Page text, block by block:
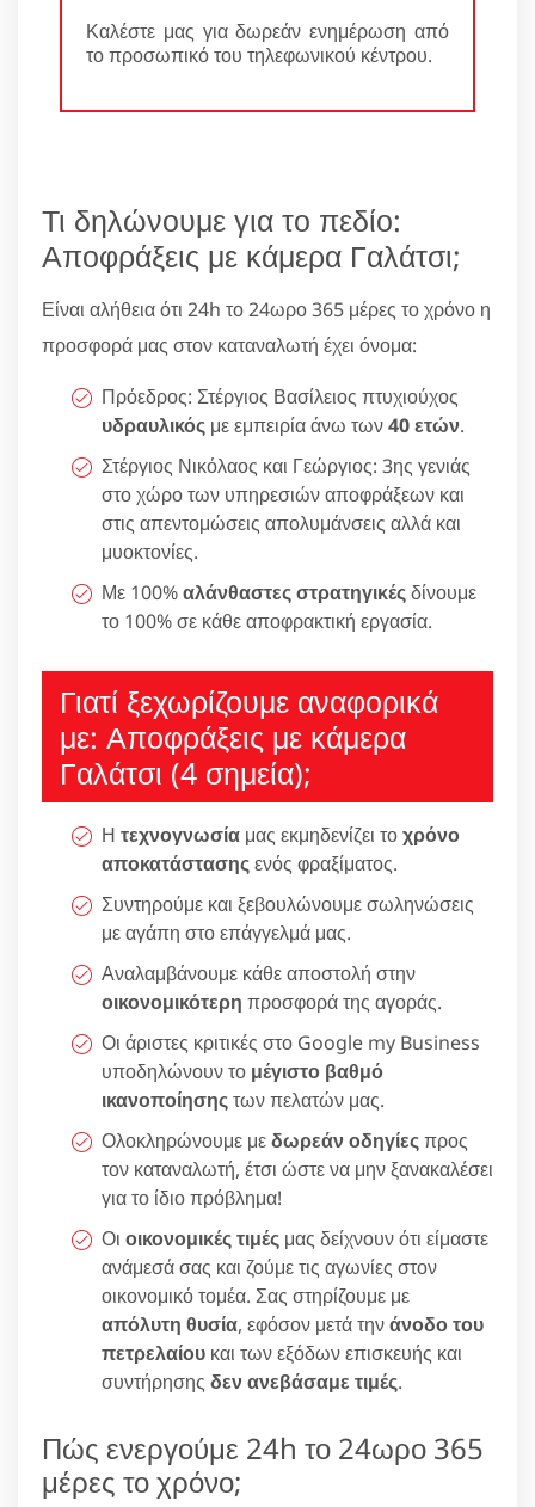
Καλέστε μας για δωρεάν ενημέρωση από
το προσωπικό του τηλεφωνικού κέντρου.
Τι δηλώνουμε για το πεδίο:
Αποφράξεις με κάμερα Γαλάτσι;
Είναι αλήθεια ότι 24h το 24ωρο 365 μέρες το χρόνο η
προσφορά μας στον καταναλωτή έχει όνομα:
Πρόεδρος: Στέργιος Βασίλειος πτυχιούχος
υδραυλικός με εμπειρία άνω των40 ετών.
Στέργιος Νικόλαος και Γεώργιος: 3ης γενιάς
στο χώρο των υπηρεσιών αποφράξεων και
στις απεντομώσεις απολυμάνσεις αλλά και
μυοκτονίες.
Με 100%αλάνθαστες στρατηγικέςδίνουμε
το 100% σε κάθε αποφρακτική εργασία.
Γιατί ξεχωρίζουμε αναφορικά
με: Αποφράξεις με κάμερα
Γαλάτσι (4 σημεία);
Η τεχνογνωσία μας εκμηδενίζει τοχρόνο
αποκατάστασηςενός φραξίματος.
Συντηρούμε και ξεβουλώνουμε σωληνώσεις
με αγάπη στο επάγγελμά μας.
Αναλαμβάνουμε κάθε αποστολή στην
οικονομικότερη προσφορά της αγοράς.
Οι άριστες κριτικές στο Google my Business
υποδηλώνουν το μέγιστο βαθμό
ικανοποίησηςτων πελατών μας.
Ολοκληρώνουμε μεδωρεάν οδηγίεςπρος
τον καταναλωτή, έτσι ώστε να μην ξανακαλέσει
για το ίδιο πρόβλημα!
Οι οικονομικές τιμές μας δείχνουν ότι είμαστε
ανάμεσά σας και ζούμε τις αγωνίες στον
οικονομικό τομέα. Σας στηρίζουμε με
απόλυτη θυσία, εφόσον μετά τηνάνοδο του
πετρελαίου και των εξόδων επισκευής και
συντήρησης δεν ανεβάσαμε τιμές.
Πώς ενεργούμε 24h το 24ωρο 365
μέρες το χρόνο;